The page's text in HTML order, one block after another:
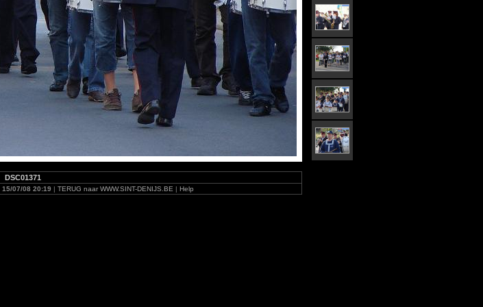
DSC01371
15/07/08 20:19 | TERUG naar WWW.SINT-DENIJS.BE | Help